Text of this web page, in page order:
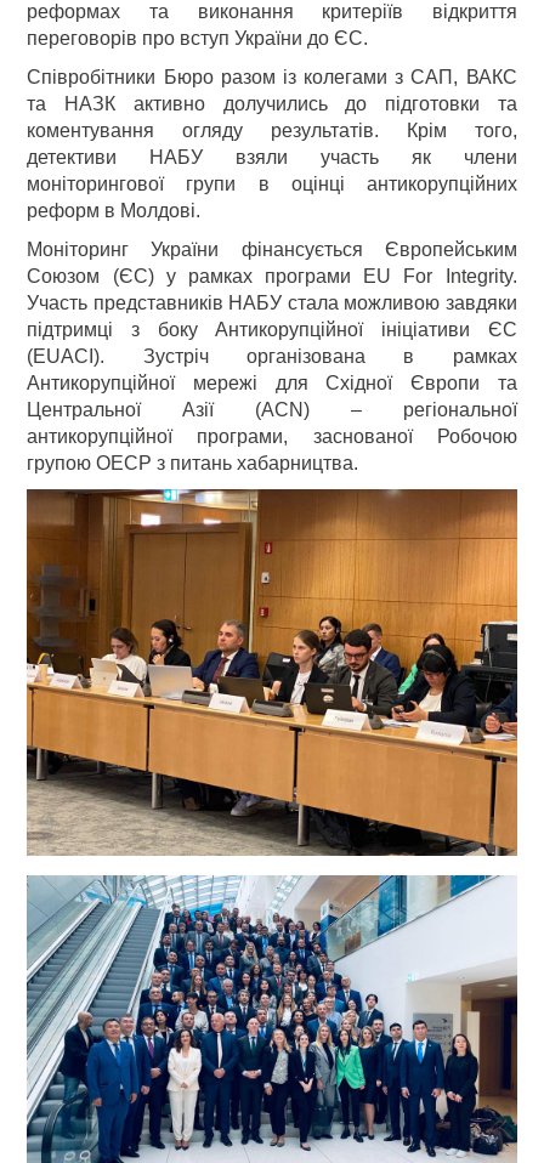
реформах та виконання критеріїв відкриття
переговорів про вступ України до ЄС.
Співробітники Бюро разом із колегами з САП, ВАКС
та НАЗК активно долучились до підготовки та
коментування огляду результатів. Крім того,
детективи НАБУ взяли участь як члени
моніторингової групи в оцінці антикорупційних
реформ в Молдові.
Моніторинг України фінансується Європейським
Союзом (ЄС) у рамках програми EU For Integrity.
Участь представників НАБУ стала можливою завдяки
підтримці з боку Антикорупційної ініціативи ЄС
(EUACI). Зустріч організована в рамках
Антикорупційної мережі для Східної Європи та
Центральної Азії (ACN) – регіональної
антикорупційної програми, заснованої Робочою
групою ОЕСР з питань хабарництва.